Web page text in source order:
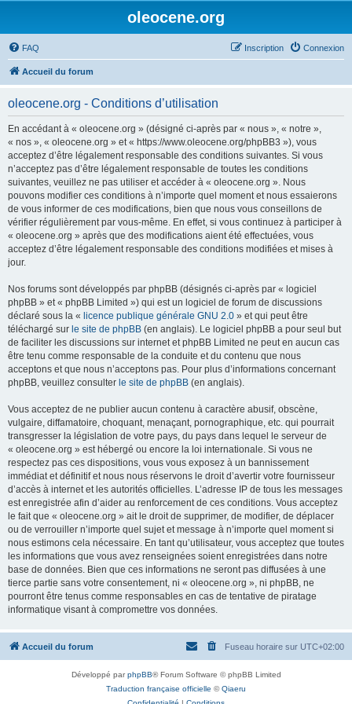
oleocene.org
FAQ Connexion
Inscription
Accueil du forum
oleocene.org - Conditions d’utilisation
En accédant à « oleocene.org » (désigné ci-après par « nous », « notre »,
« nos », « oleocene.org » et « https://www.oleocene.org/phpBB3 »), vous
acceptez d’être légalement responsable des conditions suivantes. Si vous
n’acceptez pas d’être légalement responsable de toutes les conditions
suivantes, veuillez ne pas utiliser et accéder à « oleocene.org ». Nous
pouvons modifier ces conditions à n’importe quel moment et nous essaierons
de vous informer de ces modifications, bien que nous vous conseillons de
vérifier régulièrement par vous-même. En effet, si vous continuez à participer à
« oleocene.org » après que des modifications aient été effectuées, vous
acceptez d’être légalement responsable des conditions modifiées et mises à
jour.
Nos forums sont développés par phpBB (désignés ci-après par « logiciel
phpBB » et « phpBB Limited ») qui est un logiciel de forum de discussions
déclaré sous la « licence publique générale GNU 2.0 » et qui peut être
téléchargé sur le site de phpBB (en anglais). Le logiciel phpBB a pour seul but
de faciliter les discussions sur internet et phpBB Limited ne peut en aucun cas
être tenu comme responsable de la conduite et du contenu que nous
acceptons et que nous n’acceptons pas. Pour plus d’informations concernant
phpBB, veuillez consulter le site de phpBB (en anglais).
Vous acceptez de ne publier aucun contenu à caractère abusif, obscène,
vulgaire, diffamatoire, choquant, menaçant, pornographique, etc. qui pourrait
transgresser la législation de votre pays, du pays dans lequel le serveur de
« oleocene.org » est hébergé ou encore la loi internationale. Si vous ne
respectez pas ces dispositions, vous vous exposez à un bannissement
immédiat et définitif et nous nous réservons le droit d’avertir votre fournisseur
d’accès à internet et les autorités officielles. L’adresse IP de tous les messages
est enregistrée afin d’aider au renforcement de ces conditions. Vous acceptez
le fait que « oleocene.org » ait le droit de supprimer, de modifier, de déplacer
ou de verrouiller n’importe quel sujet et message à n’importe quel moment si
nous estimons cela nécessaire. En tant qu’utilisateur, vous acceptez que toutes
les informations que vous avez renseignées soient enregistrées dans notre
base de données. Bien que ces informations ne seront pas diffusées à une
tierce partie sans votre consentement, ni « oleocene.org », ni phpBB, ne
pourront être tenus comme responsables en cas de tentative de piratage
informatique visant à compromettre vos données.
Accueil du forum Fuseau horaire sur UTC+02:00
Développé parphpBB® Forum Software © phpBB Limited
Traduction française officielle ©Qiaeru